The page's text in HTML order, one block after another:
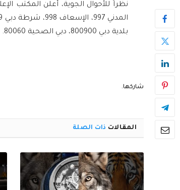
نظراً للأحوال الجوية، أعلن المكتب
بلدية دبي 800900، دبي الصحية 80060.
شاركها.
المقالات ذات الصلة